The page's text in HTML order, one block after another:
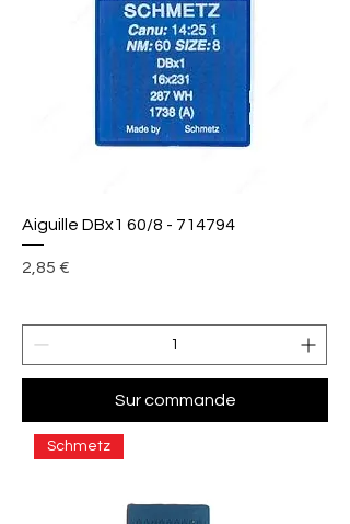
Aiguille DBx1 60/8 - 714794
Prix
2,85 €
Sur commande
Schmetz